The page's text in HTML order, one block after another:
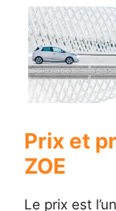
Prix et
ZOE
Le prix est